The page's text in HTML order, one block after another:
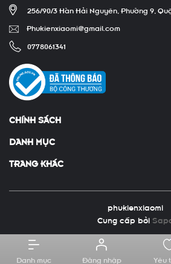
Danh mục Đăng nhập Yêu
256/90/3 Hàn Hải Nguyên, Phường 9,
Phukienxiaomi@gmail.com
0778061341
CHÍNH SÁCH
DANH MỤC
TRANG KHÁC
phukienxiaomi
Cung cấp bởi